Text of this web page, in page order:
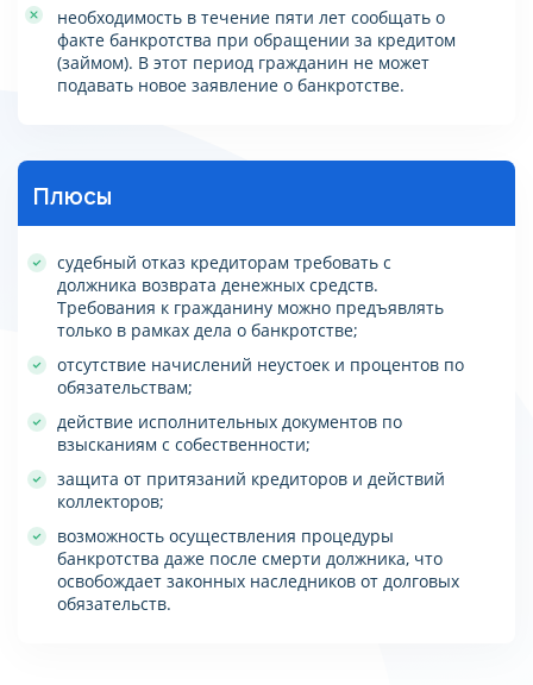
необходимость в течение пяти лет сообщать о
факте банкротства при обращении за кредитом
(займом). В этот период гражданин не может
подавать новое заявление о банкротстве.
Плюсы
судебный отказ кредиторам требовать с
должника возврата денежных средств.
Требования к гражданину можно предъявлять
только в рамках дела о банкротстве;
отсутствие начислений неустоек и процентов по
обязательствам;
действие исполнительных документов по
взысканиям с собественности;
защита от притязаний кредиторов и действий
коллекторов;
возможность осуществления процедуры
банкротства даже после смерти должника, что
освобождает законных наследников от долговых
обязательств.